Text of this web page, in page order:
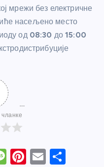
мрежи без електричне
насељено место
од 08:30 до15:00
M Pi E